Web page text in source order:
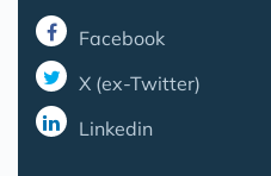
Facebook
X (ex-Twitter)
Linkedin